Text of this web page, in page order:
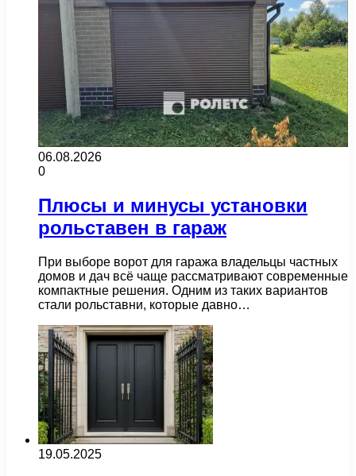
06.08.2026
0
Плюсы и минусы установки
рольставен в гараж
При выборе ворот для гаража владельцы частных
домов и дач всё чаще рассматривают современные
компактные решения. Одним из таких вариантов
стали рольставни, которые давно…
19.05.2025